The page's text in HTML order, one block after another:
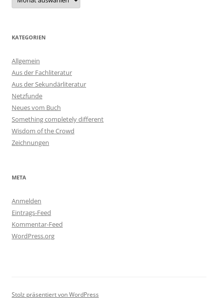
KATEGORIEN
Allgemein
Aus der Fachliteratur
Aus der Sekundärliteratur
Netzfunde
Neues vom Buch
Something completely different
Wisdom of the Crowd
Zeichnungen
META
Anmelden
Eintrags-Feed
Kommentar-Feed
WordPress.org
Stolz präsentiert von WordPress